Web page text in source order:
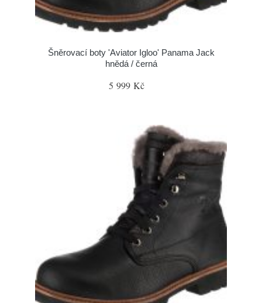
Šněrovací boty 'Aviator Igloo' Panama Jack
hnědá / černá
5 999 Kč